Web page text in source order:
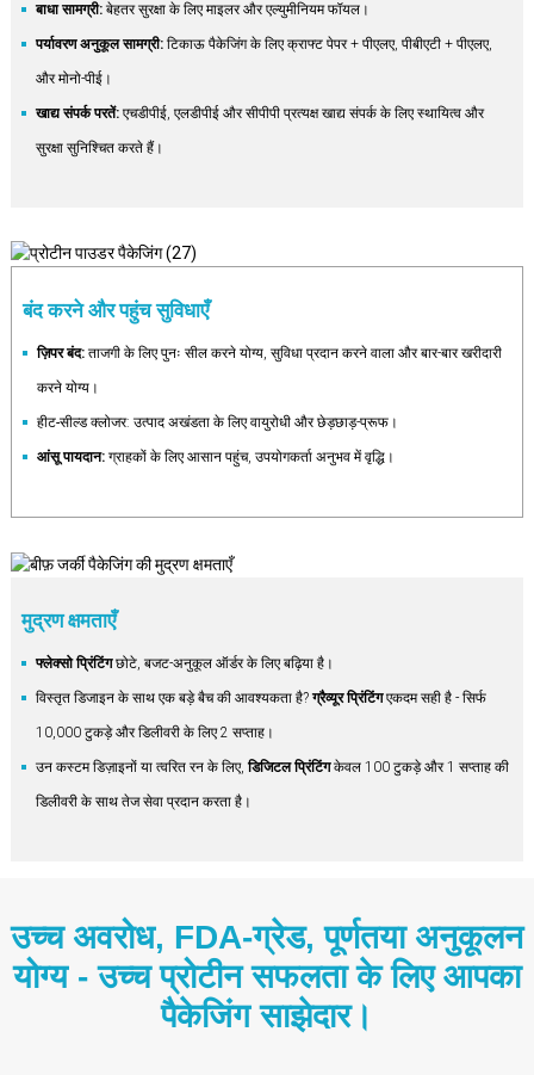
बाधा सामग्री: बेहतर सुरक्षा के लिए माइलर और एल्युमीनियम फॉयल।
पर्यावरण अनुकूल सामग्री:टिकाऊ पैकेजिंग के लिए क्राफ्ट पेपर + पीएलए, पीबीएटी + पीएलए,
और मोनो-पीई।
खाद्य संपर्क परतें: एचडीपीई, एलडीपीई और सीपीपी प्रत्यक्ष खाद्य संपर्क के लिए स्थायित्व और
सुरक्षा सुनिश्चित करते हैं।
बंद करने और पहुंच सुविधाएँ
ज़िपर बंद:ताजगी के लिए पुनः सील करने योग्य, सुविधा प्रदान करने वाला और बार-बार खरीदारी
करने योग्य।
हीट-सील्ड क्लोजर: उत्पाद अखंडता के लिए वायुरोधी और छेड़छाड़-प्रूफ।
आंसू पायदान: ग्राहकों के लिए आसान पहुंच, उपयोगकर्ता अनुभव में वृद्धि।
मुद्रण क्षमताएँ
फ्लेक्सो प्रिंटिंगछोटे, बजट-अनुकूल ऑर्डर के लिए बढ़िया है।
विस्तृत डिजाइन के साथ एक बड़े बैच की आवश्यकता है?ग्रैव्यूर प्रिंटिंगएकदम सही है - सिर्फ
10,000 टुकड़े और डिलीवरी के लिए 2 सप्ताह।
उन कस्टम डिज़ाइनों या त्वरित रन के लिए,डिजिटल प्रिंटिंगकेवल 100 टुकड़े और 1 सप्ताह की
डिलीवरी के साथ तेज सेवा प्रदान करता है।
उच्च अवरोध, FDA-ग्रेड, पूर्णतया अनुकूलन
योग्य - उच्च प्रोटीन सफलता के लिए आपका
पैकेजिंग साझेदार।